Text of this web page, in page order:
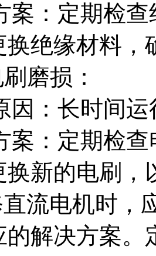
案：定期检
换绝缘材料，
磨损：
因：长时间
案：定期检
换新的电刷，
流电机时，
的解决方案